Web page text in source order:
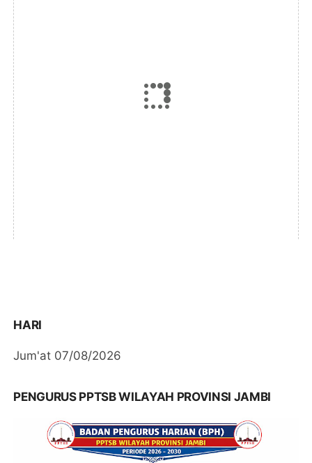
HARI
Jum'at 07/08/2026
PENGURUS PPTSB WILAYAH PROVINSI JAMBI